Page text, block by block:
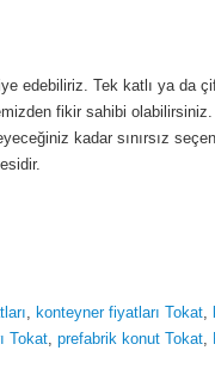
edebiliriz. Tek katlı ya da
fikir sahibi
kadar sınırsız
, konteyner fiyatları Tokat,
Tokat, prefabrik konut Tokat,